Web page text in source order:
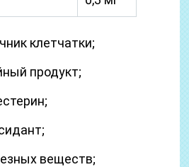
клетчатки;
продукт;
веществ;